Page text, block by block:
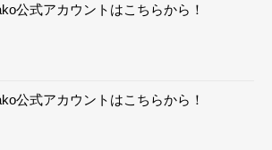
公式アカウントはこちらから！
公式アカウントはこちらから！